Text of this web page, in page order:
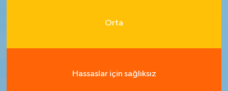
Orta
Hassaslar için sağlıksız